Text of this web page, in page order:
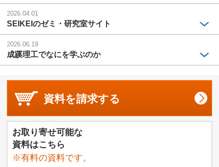
2026.04.01
SEIKEIのゼミ・研究室サイト
2026.06.19
成蹊理工でなにを学ぶのか
資料を請求する
お取り寄せ可能な
資料はこちら
※有料の資料です。